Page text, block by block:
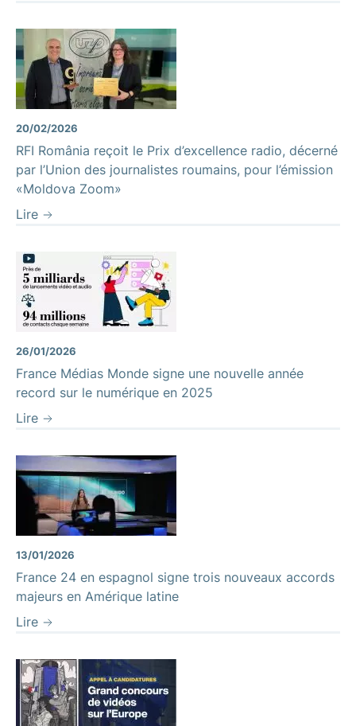
20/02/2026
RFI România reçoit le Prix d’excellence radio, décerné
par l’Union des journalistes roumains, pour l’émission
«Moldova Zoom»
Lire
26/01/2026
France Médias Monde signe une nouvelle année
record sur le numérique en 2025
Lire
13/01/2026
France 24 en espagnol signe trois nouveaux accords
majeurs en Amérique latine
Lire